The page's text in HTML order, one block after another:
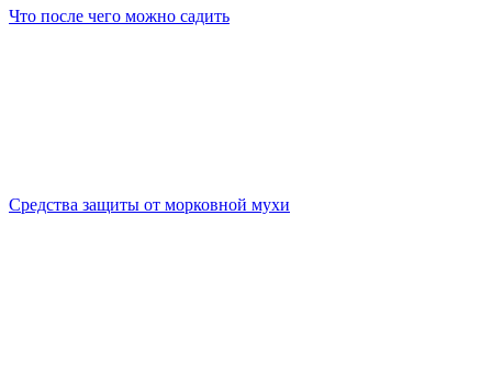
Что после чего можно садить
Средства защиты от морковной мухи